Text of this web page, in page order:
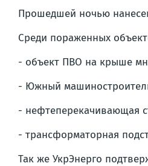
Прошедшей ночью
Среди пораженных
- объект ПВО на крыше
- Южный
- нефтеперекачивающая
- трансформаторная
Так же УкрЭнерго